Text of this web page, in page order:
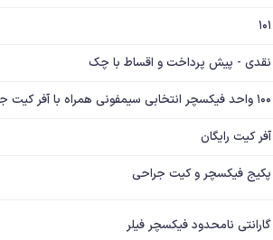
101
نقدی - پیش پرداخت و اقساط با چک
100 واحد فیکسچر انتخابی سیمفونی همراه با آفر کیت جراحی  رایگان
آفر کیت رایگان
پکیج فیکسچر و کیت جراحی
گارانتی نامحدود فیکسچر فیلر